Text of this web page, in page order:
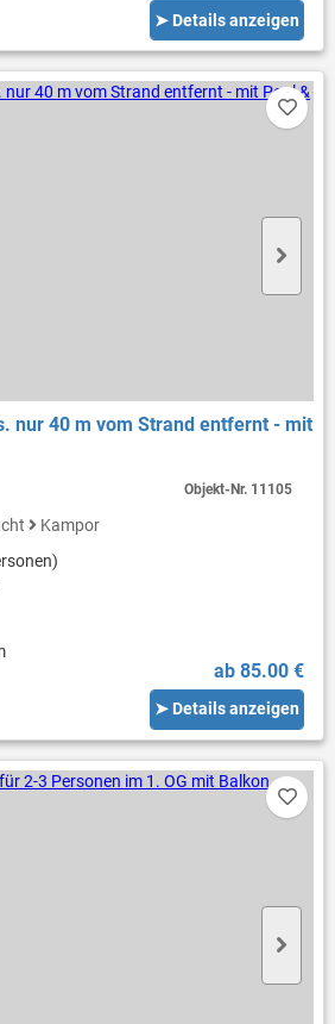
➤ Details anzeigen
nur 40 m vom Strand entfernt - mit
Kampor
ab 85.00 €
➤ Details anzeigen
Objekt-Nr. 11105